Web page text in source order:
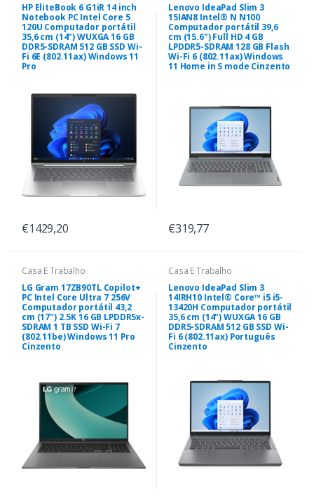
HP EliteBook 6 G1iR 14 inch
Notebook PC Intel Core 5
120U Computador portátil
35,6 cm (14") WUXGA 16 GB
DDR5-SDRAM 512 GB SSD Wi-
Fi 6E (802.11ax) Windows 11
Pro
€1429,20
Lenovo IdeaPad Slim 3
15IAN8 Intel® N N100
Computador portátil 39,6
cm (15.6") Full HD 4 GB
LPDDR5-SDRAM 128 GB Flash
Wi-Fi 6 (802.11ax) Windows
11 Home in S mode Cinzento
€319,77
Casa E Trabalho
LG Gram 17ZB90TL Copilot+
PC Intel Core Ultra 7 256V
Computador portátil 43,2
cm (17") 2.5K 16 GB LPDDR5x-
SDRAM 1 TB SSD Wi-Fi 7
(802.11be) Windows 11 Pro
Cinzento
Casa E Trabalho
Lenovo IdeaPad Slim 3
14IRH10 Intel® Core™ i5 i5-
13420H Computador portátil
35,6 cm (14") WUXGA 16 GB
DDR5-SDRAM 512 GB SSD Wi-
Fi 6 (802.11ax) Português
Cinzento